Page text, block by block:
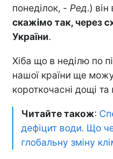
понеділок, - Ред.)
скажімо так, через
України.
Хіба що в неділю по
нашої країни ще
короткочасні дощі та
Читайте також:
дефіцит води. Що
глобальну зміну